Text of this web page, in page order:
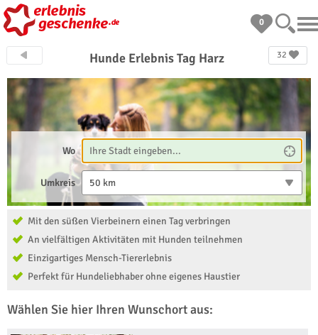
0
32
Hunde Erlebnis Tag Harz
Wo
Umkreis 50 km
Mit den süßen Vierbeinern einen Tag verbringen
An vielfältigen Aktivitäten mit Hunden teilnehmen
Einzigartiges Mensch-Tiererlebnis
Perfekt für Hundeliebhaber ohne eigenes Haustier
Wählen Sie hier Ihren Wunschort aus: